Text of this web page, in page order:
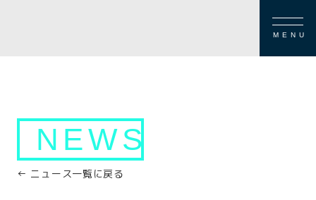
MENU
NEWS
← ニュース一覧に戻る